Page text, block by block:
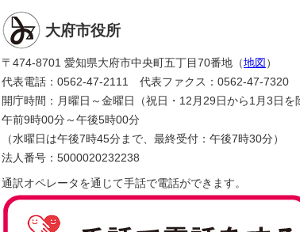
大府市役所
〒474-8701 愛知県大府市中央町五丁目70番地（地図 ）
代表電話：0562-47-2111 代表ファクス：0562-47-7320
開庁時間：月曜日～金曜日（祝日・12月29日から1月3日を
午前9時00分～午後5時00分
（水曜日は午後7時45分まで、最終受付：午後7時30分）
法人番号：5000020232238
通訳オペレータを通じて手話で電話ができます。